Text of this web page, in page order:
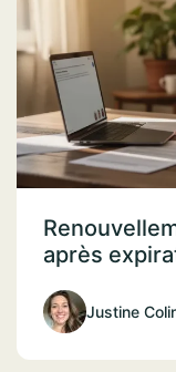
après
Justine